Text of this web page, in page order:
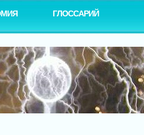
ГЛОССАРИЙ